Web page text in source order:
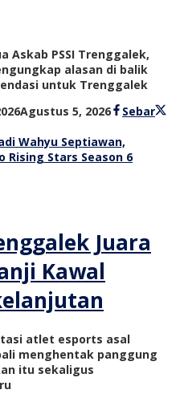
Askab PSSI Trenggalek,
alasan di balik
untuk Trenggalek
Agustus 5, 2026oleh
tv
Sebar
Juara
Kawal
atlet esports asal
menghentak panggung
itu sekaligus